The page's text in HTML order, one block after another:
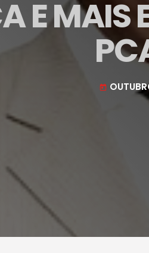
E MAIS
today